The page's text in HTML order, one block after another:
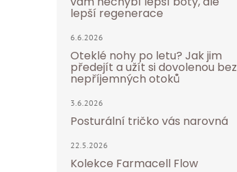
lepší regenerace
6.6.2026
Oteklé nohy po letu? Jak jim
předejít a užít si dovolenou bez
nepříjemných otoků
3.6.2026
Posturální tričko vás narovná
22.5.2026
Kolekce Farmacell Flow